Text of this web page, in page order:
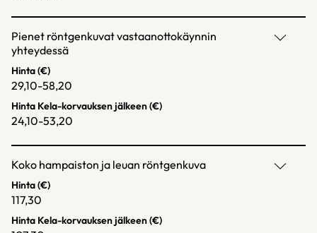
Pienet röntgenkuvat vastaanottokäynnin
yhteydessä
Hinta (€)
29,10-58,20
Hinta Kela-korvauksen jälkeen (€)
24,10-53,20
Koko hampaiston ja leuan röntgenkuva
Hinta (€)
117,30
Hinta Kela-korvauksen jälkeen (€)